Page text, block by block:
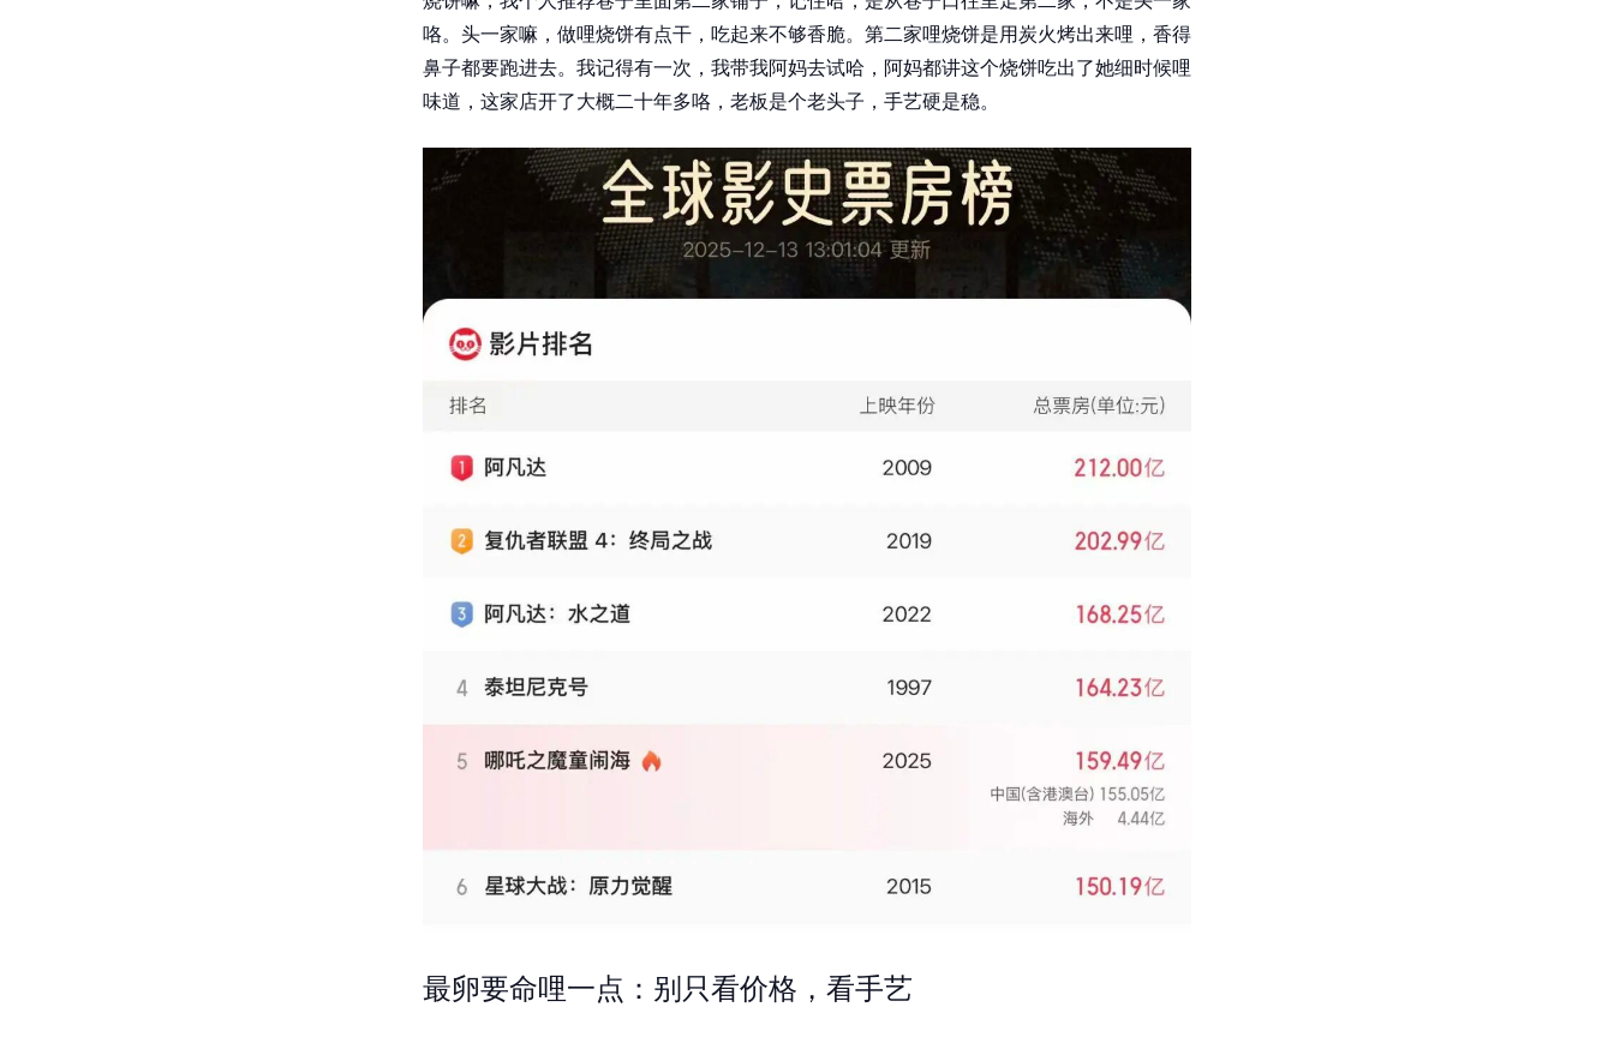
咯。头一家嘛，做哩烧饼有点干，吃起来不够香脆。第二家哩烧饼是用炭火烤出来哩，香得
鼻子都要跑进去。我记得有一次，我带我阿妈去试哈，阿妈都讲这个烧饼吃出了她细时候哩
味道，这家店开了大概二十年多咯，老板是个老头子，手艺硬是稳。
最卵要命哩一点：别只看价格，看手艺